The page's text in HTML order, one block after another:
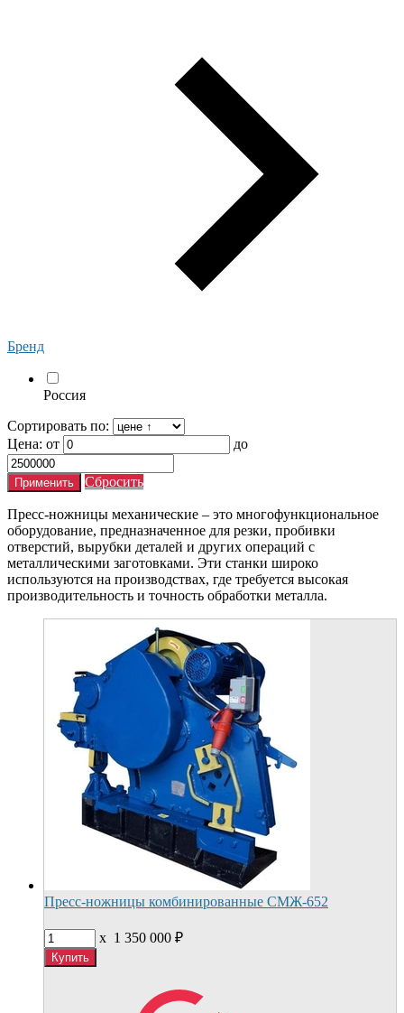
Бренд
Россия
Сортировать по:
Цена: от до
Сбросить
Пресс-ножницы механические – это многофункциональное
оборудование, предназначенное для резки, пробивки
отверстий, вырубки деталей и других операций с
металлическими заготовками. Эти станки широко
используются на производствах, где требуется высокая
производительность и точность обработки металла.
Пресс-ножницы комбинированные СМЖ-652
x 1 350 000 ₽